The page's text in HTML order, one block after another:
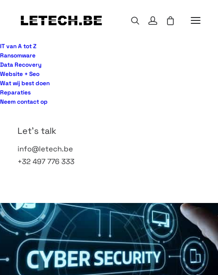
IT van A tot Z
Ransomware
Data Recovery
Website + Seo
Wat wij best doen
Reparaties
Neem contact op
Let's talk
info@letech.be
+32 497 776 333
Microsoft